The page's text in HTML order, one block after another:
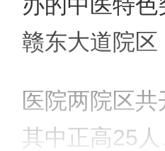
赣东大道院区
医院两院区
其中正高25